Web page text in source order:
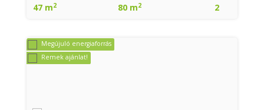
2
47 m2
80 m2
Megújuló energiaforrás
Remek ajánlat!